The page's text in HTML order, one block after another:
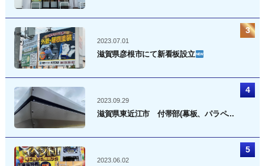
2023.07.01
滋賀県彦根市にて新看板設立
2023.09.29
滋賀県東近江市 付帯部(幕板、パラペ...
2023.06.02